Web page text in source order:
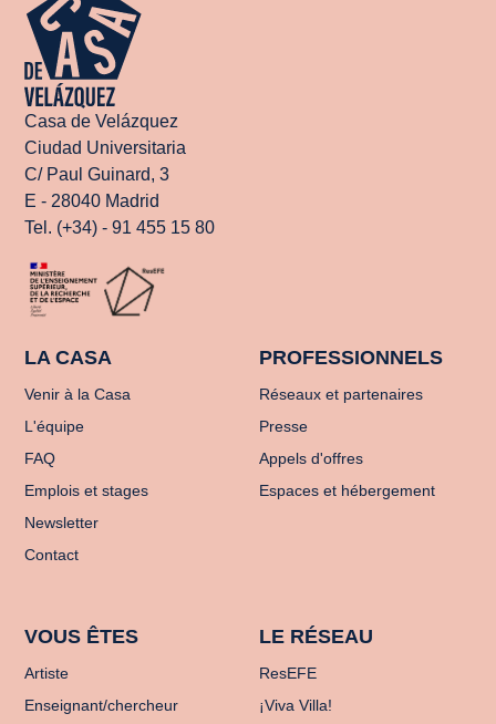
Casa de Velázquez
Ciudad Universitaria
C/ Paul Guinard, 3
E - 28040 Madrid
Tel. (+34) - 91 455 15 80
LA CASA
Venir à la Casa
L'équipe
FAQ
Emplois et stages
Newsletter
Contact
PROFESSIONNELS
Réseaux et partenaires
Presse
Appels d'offres
Espaces et hébergement
VOUS ÊTES
Artiste
Enseignant/chercheur
LE RÉSEAU
ResEFE
¡Viva Villa!